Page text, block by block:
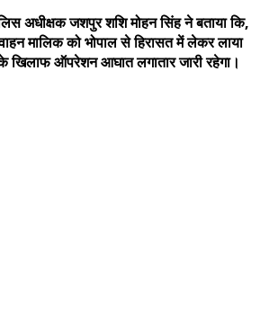
अधीक्षक जशपुर शशि मोहन सिंह ने बताया कि,
मालिक को भोपाल से हिरासत में लेकर लाया
खिलाफ ऑपरेशन आघात लगातार जारी रहेगा।